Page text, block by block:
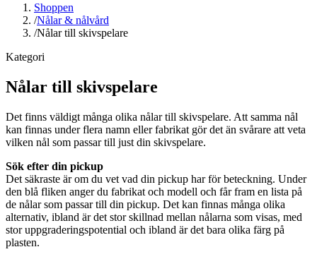
Shoppen
/Nålar & nålvård
/Nålar till skivspelare
Kategori
Nålar till skivspelare
Det finns väldigt många olika nålar till skivspelare. Att samma nål
kan finnas under flera namn eller fabrikat gör det än svårare att veta
vilken nål som passar till just din skivspelare.
Sök efter din pickup
Det säkraste är om du vet vad din pickup har för beteckning. Under
den blå fliken anger du fabrikat och modell och får fram en lista på
de nålar som passar till din pickup. Det kan finnas många olika
alternativ, ibland är det stor skillnad mellan nålarna som visas, med
stor uppgraderingspotential och ibland är det bara olika färg på
plasten.